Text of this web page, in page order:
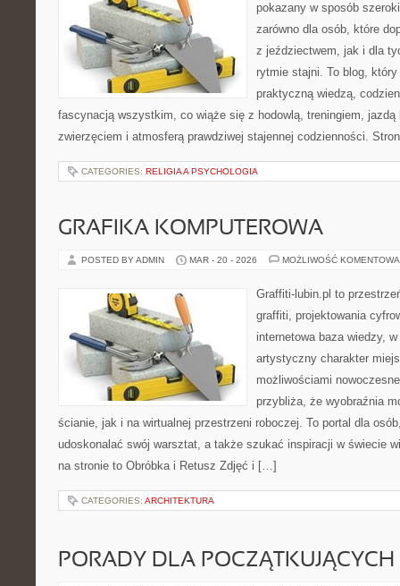
pokazany w sposób
zarówno dla osób, które
z jeździectwem, jak i dla
rytmie stajni. To blog,
praktyczną wiedzą,
fascynacją wszystkim, co wiąże się z hodowlą, treningiem, jazdą
zwierzęciem i atmosferą prawdziwej stajennej codzienności.
CATEGORIES: RELIGIA A PSYCHOLOGIA
GRAFIKA KOMPUTEROWA
POSTED BY ADMIN MAR - 20 - 2026 MOŻLIWOŚĆ
Graffiti-lubin.pl to
graffiti, projektowania
internetowa baza wiedzy,
artystyczny charakter
możliwościami
przybliża, że wyobraźnia
ścianie, jak i na wirtualnej przestrzeni roboczej. To portal dla
udoskonalać swój warsztat, a także szukać inspiracji w świecie
na stronie to Obróbka i Retusz Zdjęć i […]
CATEGORIES: ARCHITEKTURA
PORADY DLA POCZĄTKUJĄCYCH